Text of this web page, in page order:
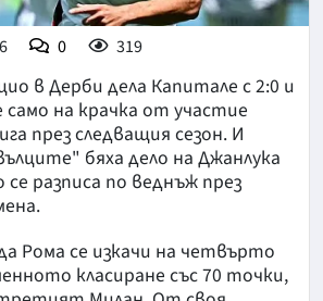
0 319
в Дерби дела Капитале с 2:0 и
на крачка от участие
през следващия сезон. И
бяха дело на Джанлука
разписа по веднъж през
Рома се изкачи на четвърто
класиране със 70 точки,